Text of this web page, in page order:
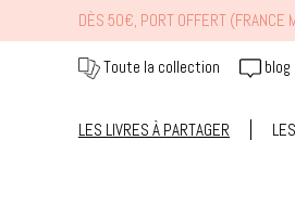
DÈS 50€, PORT OFFERT (FRANCE
Toute la collection blog
LES LIVRES À PARTAGER